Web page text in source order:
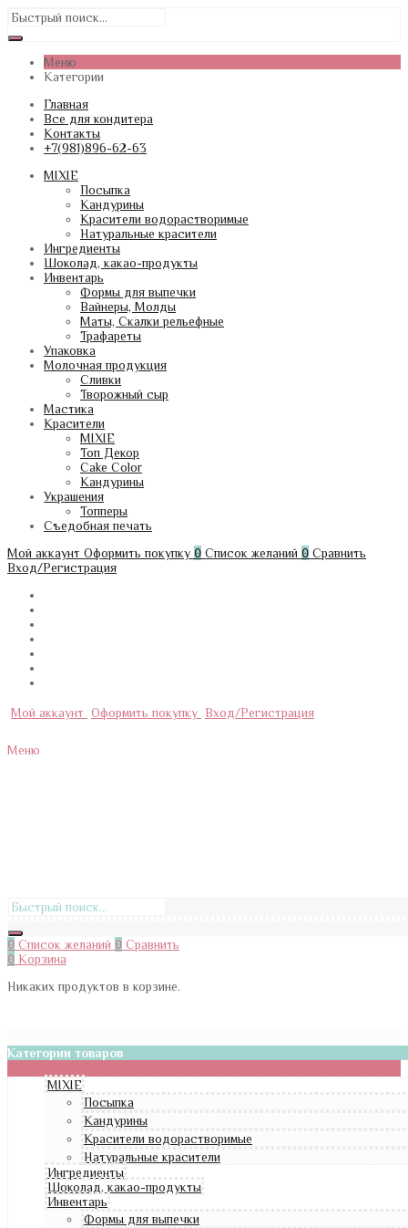
Меню
Категории
Главная
Все для кондитера
Контакты
+7(981)896-62-63
MIXIE
Посыпка
Кандурины
Красители водорастворимые
Натуральные красители
Ингредиенты
Шоколад, какао-продукты
Инвентарь
Формы для выпечки
Вайнеры, Молды
Маты, Скалки рельефные
Трафареты
Упаковка
Молочная продукция
Сливки
Творожный сыр
Мастика
Красители
MIXIE
Топ Декор
Cake Color
Кандурины
Украшения
Топперы
Съедобная печать
Мой аккаунт Оформить покупку 0 Список желаний 0 Сравнить
Вход/Регистрация
Мой аккаунт Оформить покупку Вход/Регистрация
Меню
0 Список желаний 0 Сравнить
0 Корзина
Никаких продуктов в корзине.
Категории товаров
MIXIE
Посыпка
Кандурины
Красители водорастворимые
Натуральные красители
Ингредиенты
Шоколад, какао-продукты
Инвентарь
Формы для выпечки